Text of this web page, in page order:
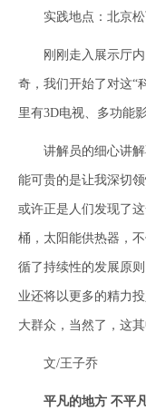
实践地点：北京松
刚刚走入展示厅内
奇，我们开始了对这“
里有3D电视、多功能
讲解员的细心讲解
能可贵的是让我深切
或许正是人们发现了
桶，太阳能供热器，
循了持续性的发展原
业还将以更多的精力
大群众，当然了，这其
文/王子乔
平凡的地方 不平